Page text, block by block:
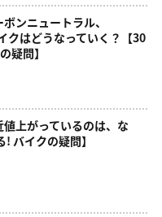
ンニュートラル、
はどうなっていく？【30
疑問】
上がっているのは、な
バイクの疑問】